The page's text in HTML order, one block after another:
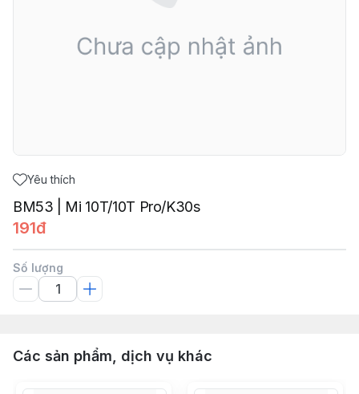
Yêu thích
BM53 | Mi 10T/10T Pro/K30s
191đ
Số lượng
Các sản phẩm, dịch vụ khác